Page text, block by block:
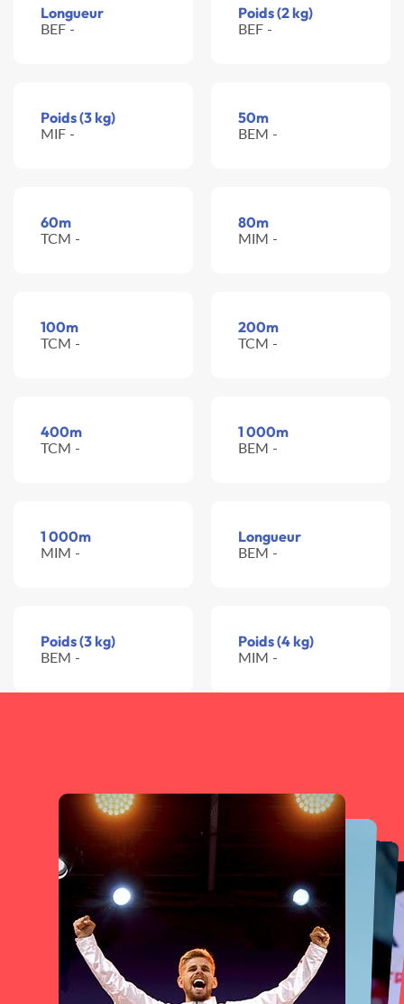
Longueur
BEF -
Poids (2 kg)
BEF -
Poids (3 kg)
MIF -
50m
BEM -
60m
TCM -
80m
MIM -
100m
TCM -
200m
TCM -
400m
TCM -
1 000m
BEM -
1 000m
MIM -
Longueur
BEM -
Poids (3 kg)
BEM -
Poids (4 kg)
MIM -